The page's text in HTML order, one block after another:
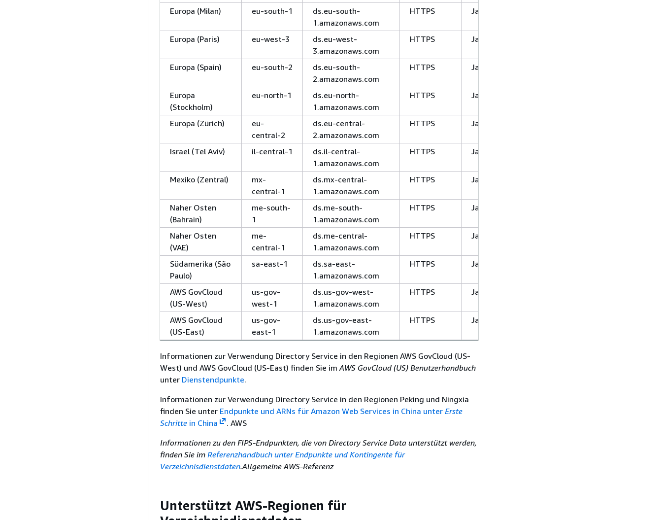
Europa (Milan) eu-south-1
ds.eu-south-
1.amazonaws.com
HTTPS Ja
Europa (Paris) eu-west-3
ds.eu-west-
3.amazonaws.com
HTTPS Ja
Europa (Spain) eu-south-2
ds.eu-south-
2.amazonaws.com
HTTPS Ja
Europa
(Stockholm)
eu-north-1
ds.eu-north-
1.amazonaws.com
HTTPS Ja
Europa (Zürich)
eu-
central-2
ds.eu-central-
2.amazonaws.com
HTTPS Ja
Israel (Tel Aviv) il-central-1
ds.il-central-
1.amazonaws.com
HTTPS Ja
Mexiko (Zentral)
mx-
central-1
ds.mx-central-
1.amazonaws.com
HTTPS Ja
Naher Osten
(Bahrain)
me-south-
1
ds.me-south-
1.amazonaws.com
HTTPS Ja
Naher Osten
(VAE)
me-
central-1
ds.me-central-
1.amazonaws.com
HTTPS Ja
Südamerika (São
Paulo)
sa-east-1
ds.sa-east-
1.amazonaws.com
HTTPS Ja
AWS GovCloud
(US-West)
us-gov-
west-1
ds.us-gov-west-
1.amazonaws.com
HTTPS Ja
AWS GovCloud
(US-East)
us-gov-
east-1
ds.us-gov-east-
1.amazonaws.com
HTTPS Ja
Informationen zur Verwendung Directory Service in den Regionen AWS GovCloud (US-
West) und AWS GovCloud (US-East) finden Sie imAWS GovCloud (US) Benutzerhandbuch
unter Dienstendpunkte.
Informationen zur Verwendung Directory Service in den Regionen Peking und Ningxia
finden Sie unter Endpunkte und ARNs für Amazon Web Services in China unter Erste
Schritte in China
. AWS
Informationen zu den FIPS-Endpunkten, die von Directory Service Data unterstützt werden,
finden Sie im Referenzhandbuch unter Endpunkte und Kontingente für
Verzeichnisdienstdaten.Allgemeine AWS-Referenz
Unterstützt AWS-Regionen für